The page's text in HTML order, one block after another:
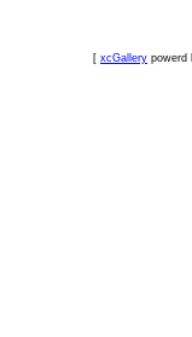
[ xcGallery